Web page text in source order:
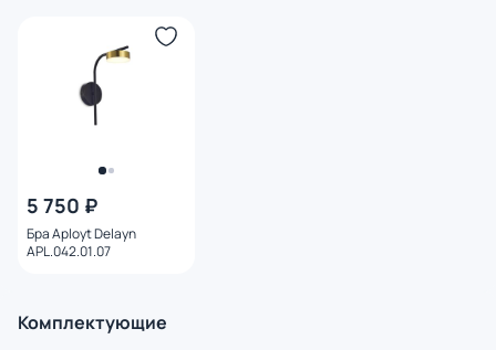
5 750 ₽
Бра Aployt Delayn
APL.042.01.07
Комплектующие